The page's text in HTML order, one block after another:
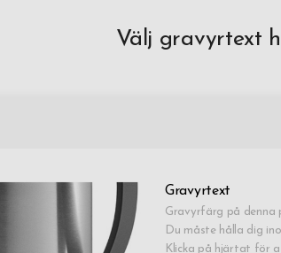
Välj gravyrtext
Gravyrtext
Gravyrfärg på denna
Du måste hålla dig
Klicka på hjärtat för